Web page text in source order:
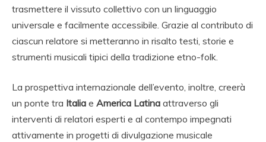
trasmettere il vissuto collettivo con un linguaggio
universale e facilmente accessibile. Grazie al contributo di
ciascun relatore si metteranno in risalto testi, storie e
strumenti musicali tipici della tradizione etno-folk.
La prospettiva internazionale dell’evento, inoltre, creerà
un ponte tra Italia e America Latina attraverso gli
interventi di relatori esperti e al contempo impegnati
attivamente in progetti di divulgazione musicale